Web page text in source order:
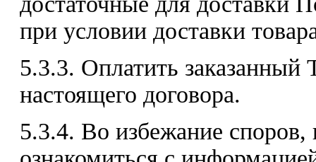
при условии доставки
5.3.3. Оплатить заказанный
настоящего договора.
5.3.4. Во избежание споров,